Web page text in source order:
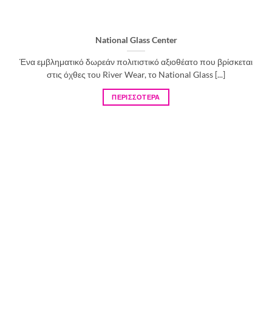
National Glass Center
Ένα εμβληματικό δωρεάν πολιτιστικό αξιοθέατο που βρίσκεται
στις όχθες του River Wear, το National Glass [...]
ΠΕΡΙΣΣΟΤΕΡΑ